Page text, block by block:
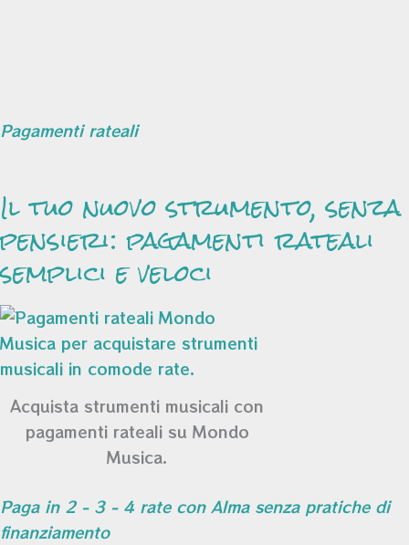
Pagamenti rateali
Il tuo nuovo strumento, senza
pensieri: pagamenti rateali
semplici e veloci
Acquista strumenti musicali con
pagamenti rateali su Mondo
Musica.
Paga in 2 - 3 - 4 rate con Alma senza pratiche di
finanziamento